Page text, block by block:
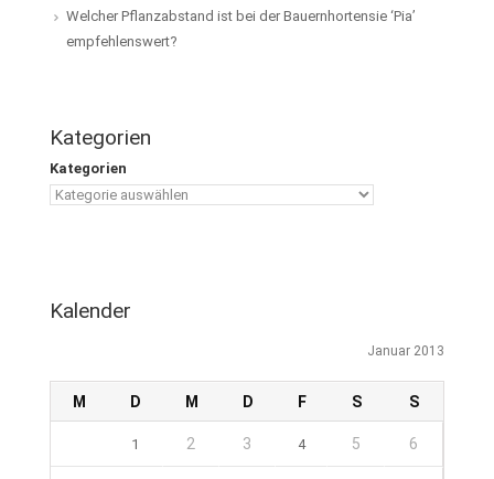
Welcher Pflanzabstand ist bei der Bauernhortensie ‘Pia’
empfehlenswert?
Kategorien
Kategorien
Kalender
Januar 2013
M D M D F S S
1 2 3 4 5 6